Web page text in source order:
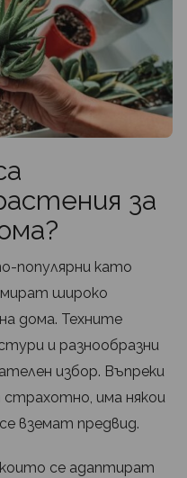
за
популярни като
широко
дома. Техните
и разнообразни
избор. Въпреки
има някои
вземат предвид.
се адаптират